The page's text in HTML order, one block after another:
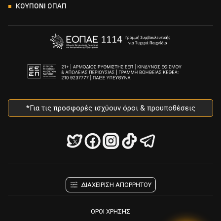
ΚΟΥΠΟΝΙ ΟΠΑΠ
*Για τις προσφορές ισχύουν όροι & προυποθέσεις
ΔΙΑΧΕΙΡΙΣΗ ΑΠΟΡΡΗΤΟΥ
ΟΡΟΙ ΧΡΗΣΗΣ